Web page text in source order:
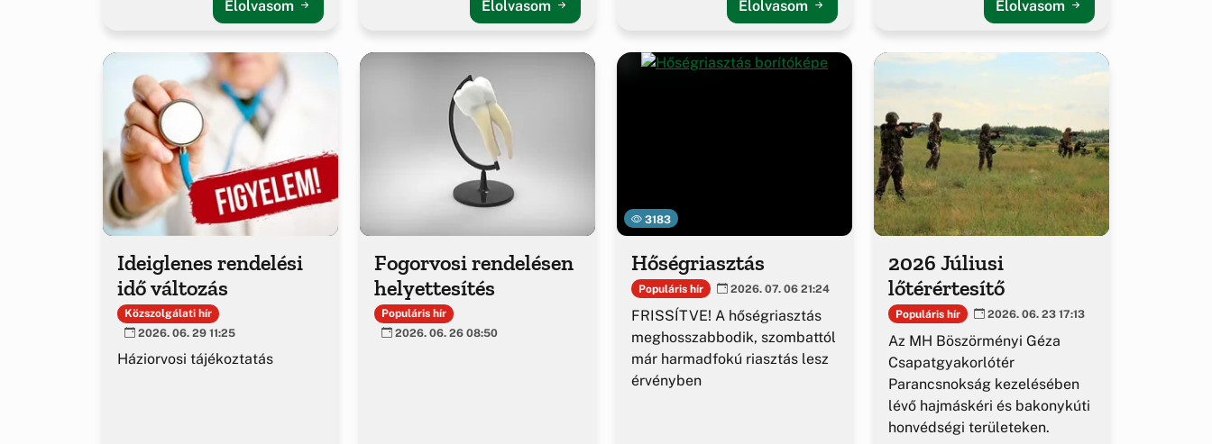
Elolvasom Elolvasom Elolvasom Elolvasom
Ideiglenes rendelési
idő változás
Közszolgálati hír
2026. 06. 29 11:25
Háziorvosi tájékoztatás
Fogorvosi rendelésen
helyettesítés
Populáris hír
2026. 06. 26 08:50
3183
Hőségriasztás
Populáris hír 2026. 07. 06 21:24
FRISSÍTVE! A hőségriasztás
meghosszabbodik, szombattól
már harmadfokú riasztás lesz
érvényben
2026 Júliusi
lőtérértesítő
Populáris hír 2026. 06. 23 17:13
Az MH Böszörményi Géza
Csapatgyakorlótér
Parancsnokság kezelésében
lévő hajmáskéri és bakonykúti
honvédségi területeken.